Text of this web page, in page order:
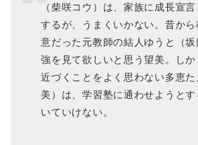
（柴咲コウ）は、家族に成長宣
するが、うまくいかない。昔か
意だった元教師の結人ゆうと（
強を見て欲しいと思う望美。しか
近づくことをよく思わない多恵
美）は、学習塾に通わせようと
いていけない。